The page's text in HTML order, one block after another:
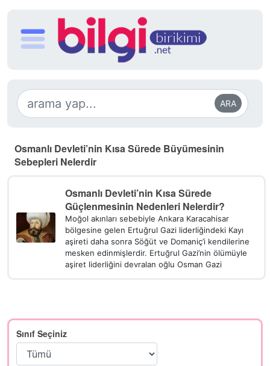
ARA
Osmanlı Devleti’nin Kısa Sürede Büyümesinin
Sebepleri Nelerdir
Osmanlı Devleti’nin Kısa Sürede
Güçlenmesinin Nedenleri Nelerdir?
Moğol akınları sebebiyle Ankara Karacahisar
bölgesine gelen Ertuğrul Gazi liderliğindeki Kayı
aşireti daha sonra Söğüt ve Domaniç’i kendilerine
mesken edinmişlerdir. Ertuğrul Gazi’nin ölümüyle
aşiret liderliğini devralan oğlu Osman Gazi
Sınıf Seçiniz